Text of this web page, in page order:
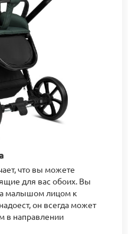
что вы можете
для вас обоих. Вы
малышом лицом к
он всегда может
в направлении